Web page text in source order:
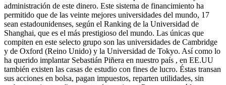
administración de este dinero. Este sistema de financimiento ha
permitido que de las veinte mejores universidades del mundo, 17
sean estadounidenses, según el Ranking de la Universidad de
Shanghai, que es el más prestigioso del mundo. Las únicas que
compiten en este selecto grupo son las universidades de Cambridge
y de Oxford (Reino Unido) y la Universidad de Tokyo. Así como lo
ha querido implantar Sebastián Piñera en nuestro país , en EE.UU
también existen las casas de estudio con fines de lucro. Éstas transan
sus acciones en bolsa, pagan impuestos, reparten utilidades, sin